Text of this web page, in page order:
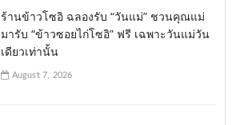
ร้านข้าวโซอิ ฉลองรับ “วันแม่” ชวนคุณแม่
มารับ “ข้าวซอยไก่โซอิ” ฟรี เฉพาะวันแม่วัน
เดียวเท่านั้น
August 7, 2026